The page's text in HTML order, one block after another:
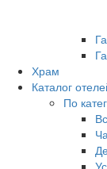
Храм
Каталог
По